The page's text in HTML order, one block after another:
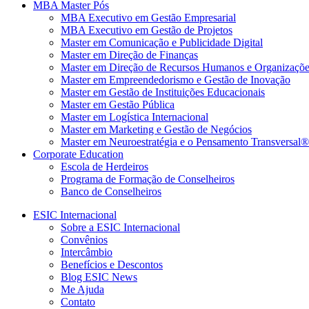
MBA Master Pós
MBA Executivo em Gestão Empresarial
MBA Executivo em Gestão de Projetos
Master em Comunicação e Publicidade Digital
Master em Direção de Finanças
Master em Direção de Recursos Humanos e
Master em Empreendedorismo e Gestão de Inovação
Master em Gestão de Instituições Educacionais
Master em Gestão Pública
Master em Logística Internacional
Master em Marketing e Gestão de Negócios
Master em Neuroestratégia e o Pensamento Transversal®
Corporate Education
Escola de Herdeiros
Programa de Formação de Conselheiros
Banco de Conselheiros
ESIC Internacional
Sobre a ESIC Internacional
Convênios
Intercâmbio
Benefícios e Descontos
Blog ESIC News
Me Ajuda
Contato